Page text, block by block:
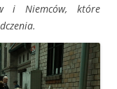
i Niemców, które